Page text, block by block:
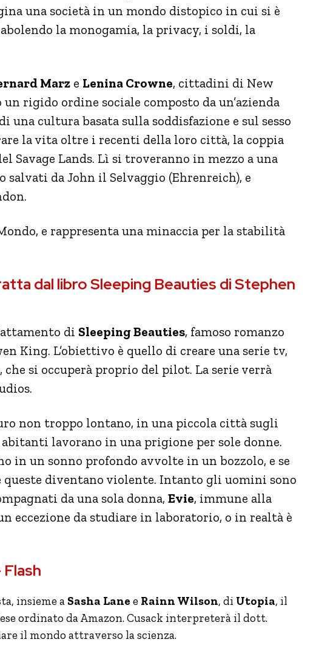
una società in un mondo distopico in cui si è
la monogamia, la privacy, i soldi, la
Marz e Lenina Crowne, cittadini di New
rigido ordine sociale composto da un’azienda
una cultura basata sulla soddisfazione e sul sesso
la vita oltre i recenti della loro città, la coppia
Savage Lands. Lì si troveranno in mezzo a una
da John il Selvaggio (Ehrenreich), e
e rappresenta una minaccia per la stabilità
dal libro Sleeping Beauties di Stephen
di Sleeping Beauties, famoso romanzo
King. L’obiettivo è quello di creare una serie tv,
si occuperà proprio del pilot. La serie verrà
non troppo lontano, in una piccola città sugli
lavorano in una prigione per sole donne.
in un sonno profondo avvolte in un bozzolo, e se
queste diventano violente. Intanto gli uomini sono
da una sola donna, Evie, immune alla
eccezione da studiare in laboratorio, o in realtà è
insieme a Sasha Lane e Rainn Wilson, di Utopia, il
ordinato da Amazon. Cusack interpreterà il dott.
il mondo attraverso la scienza.